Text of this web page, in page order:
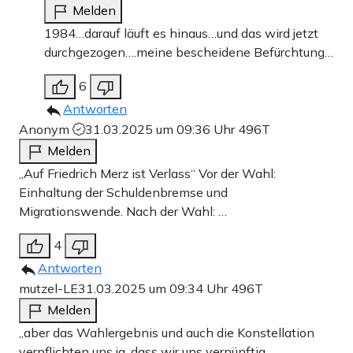
Melden
1984…darauf läuft es hinaus…und das wird jetzt
durchgezogen….meine bescheidene Befürchtung…
6
Antworten
Anonym
31.03.2025 um 09:36 Uhr 496T
Melden
„Auf Friedrich Merz ist Verlass“ Vor der Wahl:
Einhaltung der Schuldenbremse und
Migrationswende. Nach der Wahl: …
4
Antworten
mutzel-LE31.03.2025 um 09:34 Uhr 496T
Melden
„aber das Wahlergebnis und auch die Konstellation